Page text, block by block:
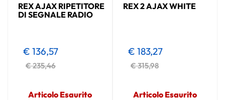
REX AJAX RIPETITORE
DI SEGNALE RADIO
€ 235,46
€ 136,57
Articolo Esaurito
REX 2 AJAX WHITE
€ 315,98
€ 183,27
Articolo Esaurito